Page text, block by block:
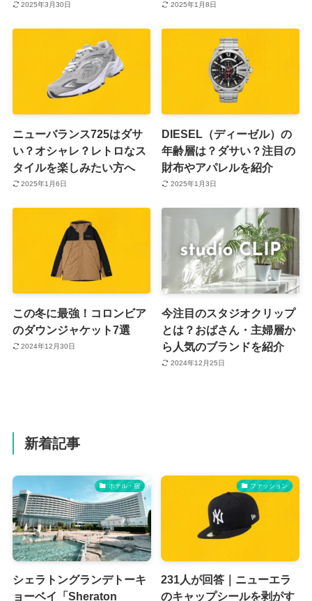
2025年3月30日 2025年1月8日
ニューバランス725はダサ
い？オシャレ？レトロなス
タイルを楽しみたい方へ
2025年1月6日
DIESEL（ディーゼル）の
年齢層は？ダサい？注目の
財布やアパレルを紹介
2025年1月3日
この冬に最強！コロンビア
のダウンジャケット7選
2024年12月30日
今注目のスタジオクリップ
とは？おばさん・主婦層か
ら人気のブランドを紹介
2024年12月25日
新着記事
ホテル・宿
シェラトングランデトーキ
ョーベイ「Sheraton
ファッション
231人が回答｜ニューエラ
のキャップシールを剥がす